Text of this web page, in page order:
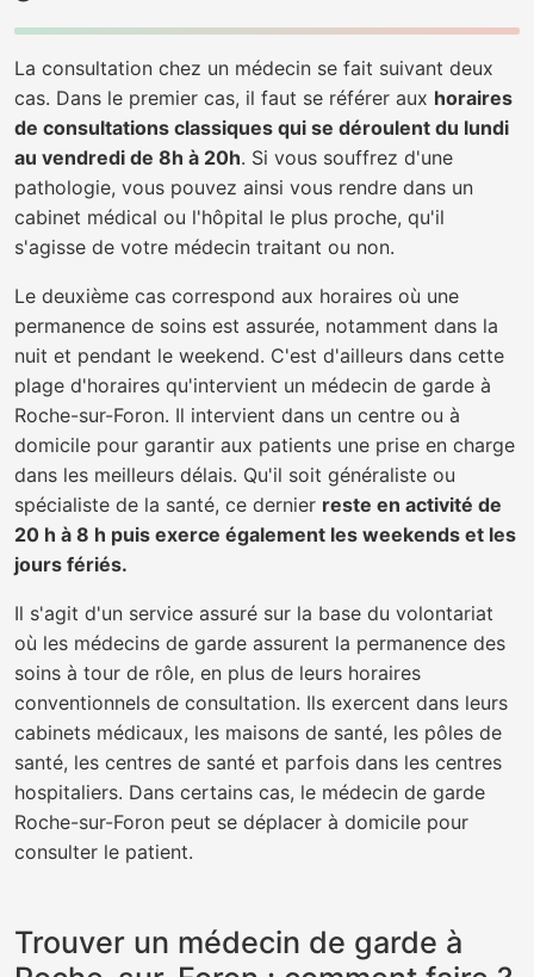
La consultation chez un médecin se fait suivant deux
cas. Dans le premier cas, il faut se référer aux horaires
de consultations classiques qui se déroulent du lundi
au vendredi de 8h à 20h. Si vous souffrez d'une
pathologie, vous pouvez ainsi vous rendre dans un
cabinet médical ou l'hôpital le plus proche, qu'il
s'agisse de votre médecin traitant ou non.
Le deuxième cas correspond aux horaires où une
permanence de soins est assurée, notamment dans la
nuit et pendant le weekend. C'est d'ailleurs dans cette
plage d'horaires qu'intervient un médecin de garde à
Roche-sur-Foron. Il intervient dans un centre ou à
domicile pour garantir aux patients une prise en charge
dans les meilleurs délais. Qu'il soit généraliste ou
spécialiste de la santé, ce dernier reste en activité de
20 h à 8 h puis exerce également les weekends et les
jours fériés.
Il s'agit d'un service assuré sur la base du volontariat
où les médecins de garde assurent la permanence des
soins à tour de rôle, en plus de leurs horaires
conventionnels de consultation. Ils exercent dans leurs
cabinets médicaux, les maisons de santé, les pôles de
santé, les centres de santé et parfois dans les centres
hospitaliers. Dans certains cas, le médecin de garde
Roche-sur-Foron peut se déplacer à domicile pour
consulter le patient.
Trouver un médecin de garde à